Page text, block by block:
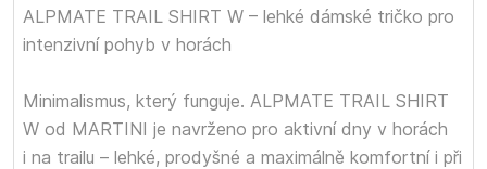
ALPMATE TRAIL SHIRT W – lehké dámské tričko pro
intenzivní pohyb v horách
Minimalismus, který funguje. ALPMATE TRAIL SHIRT
W od MARTINI je navrženo pro aktivní dny v horách
i na trailu – lehké, prodyšné a maximálně komfortní i při